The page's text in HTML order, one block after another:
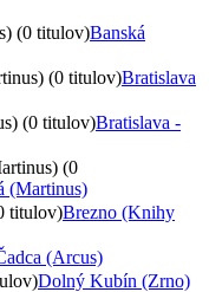
(0 titulov)Banská
(0 titulov)Bratislava
(0 titulov)Bratislava -
(0
(Martinus)
titulov)Brezno (Knihy
(Arcus)
Dolný Kubín (Zrno)